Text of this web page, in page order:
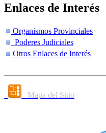
Enlaces de Interés
Organismos Provinciales
Poderes Judiciales
Otros Enlaces de Interés
Mapa del Sitio